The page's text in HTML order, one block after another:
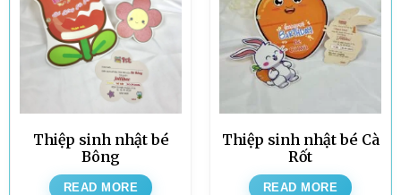
Thiệp sinh nhật bé
Bông
READ MORE
Thiệp sinh nhật bé Cà
Rốt
READ MORE